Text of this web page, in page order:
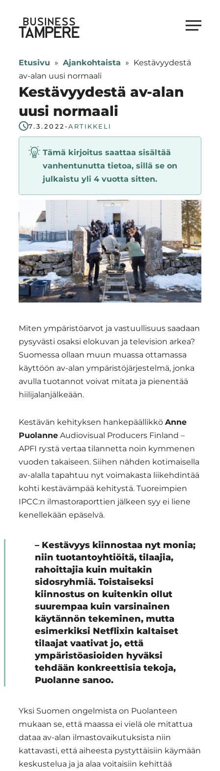
suoraan
sisältöön
Business Tampere
Tampere
supports
talents,
investors
and
entrepreneurs
in
making
smooth
start
Tampere
Region
Etusivu » Ajankohtaista » Kestävyydestä
av-alan uusi normaali
Kestävyydestä av-alan
uusi normaali
7.3.2022-ARTIKKELI
Tämä kirjoitus saattaa sisältää
vanhentunutta tietoa, sillä se on
julkaistu yli 4 vuotta sitten.
Miten ympäristöarvot ja vastuullisuus saadaan
pysyvästi osaksi elokuvan ja television arkea?
Suomessa ollaan muun muassa ottamassa
käyttöön av-alan ympäristöjärjestelmä, jonka
avulla tuotannot voivat mitata ja pienentää
hiilijalanjälkeään.
Kestävän kehityksen hankepäällikkö Anne
Puolanne Audiovisual Producers Finland –
APFI ry:stä vertaa tilannetta noin kymmenen
vuoden takaiseen. Siihen nähden kotimaisella
av-alalla tapahtuu nyt voimakasta liikehdintää
kohti kestävämpää kehitystä. Tuoreimpien
IPCC:n ilmastoraporttien jälkeen syy ei liene
kenellekään epäselvä.
– Kestävyys kiinnostaa nyt monia;
niin tuotantoyhtiöitä, tilaajia,
rahoittajia kuin muitakin
sidosryhmiä. Toistaiseksi
kiinnostus on kuitenkin ollut
suurempaa kuin varsinainen
käytännön tekeminen, mutta
esimerkiksi Netflixin kaltaiset
tilaajat vaativat jo, että
ympäristöasioiden hyväksi
tehdään konkreettisia tekoja,
Puolanne sanoo.
Yksi Suomen ongelmista on Puolanteen
mukaan se, että maassa ei vielä ole mitattua
dataa av-alan ilmastovaikutuksista niin
kattavasti, että aiheesta pystyttäisiin käymään
keskustelua ja ja alaa voitaisiin kehittää